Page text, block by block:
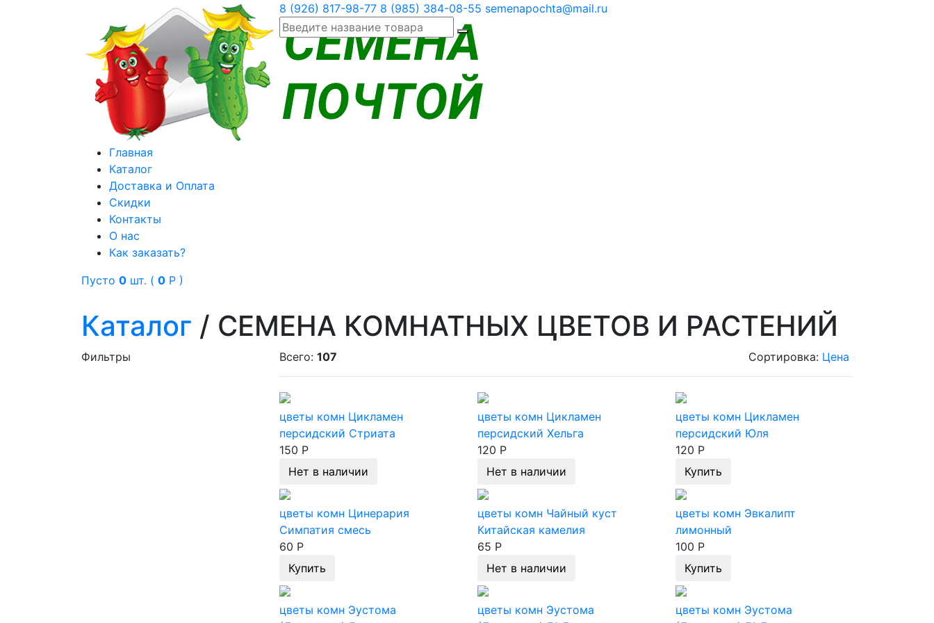
8 (926) 817-98-77 8 (985) 384-08-55 semenapochta@mail.ru
Главная
Каталог
Доставка и Оплата
Скидки
Контакты
О нас
Как заказать?
Пусто 0 шт. ( 0 Р )
Каталог / СЕМЕНА КОМНАТНЫХ ЦВЕТОВ И РАСТЕНИЙ
Фильтры Всего: 107 Сортировка: Цена
цветы комн Цикламен
персидский Стриата
150 Р
Нет в наличии
цветы комн Цикламен
персидский Хельга
120 Р
Нет в наличии
цветы комн Цикламен
персидский Юля
120 Р
Купить
цветы комн Цинерария
Симпатия смесь
60 Р
Купить
цветы комн Чайный куст
Китайская камелия
65 Р
Нет в наличии
цветы комн Эвкалипт
лимонный
100 Р
Купить
цветы комн Эустома
цветы комн Эустома
цветы комн Эустома